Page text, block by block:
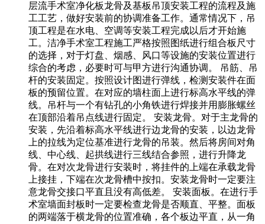
层流手术室净化板龙骨及基板吊顶安装工程的流程及施
工工艺，做好安装前的协调准备工作。通常情况下，吊
顶工程是在水电、空调等安装工程完成以后才开始施
工。洁净手术室工程施工严格按照图纸进行组合板尺寸
的选择，对于灯盘、烟感、风口等设施的安装位置进行
综合的考虑，必要时可与甲方进行沟通协调。 吊筋、吊
杆的安装固定。按照设计图进行弹线，检测安装件在面
板的预留位置。在对应的墙柱面上进行标高水平线的弹
线。吊杆与一个有钻孔的小角铁进行焊接并用膨胀螺丝
在顶部沿着吊点线进行固定。 安装龙骨。对于主龙骨的
安装，先沿着标高水平线进行边龙骨的安装，以边龙骨
上的拉线为定位基准进行龙骨的吊装。然后将房间对角
线、中心线、起拱线进行三线结合参照，进行升降龙
骨。在对次龙骨进行安装时，将挂件的上端在承载龙骨
上接挂，下端在次龙骨槽中按扣。安装龙骨时一定要注
意龙骨交接口平直且没有高低差。 安装面板。在进行手
术室墙面封板时一定要检查龙骨是否顺直、平整。面板
的两端落于横龙骨的位置准确，各个板边平直，从一角